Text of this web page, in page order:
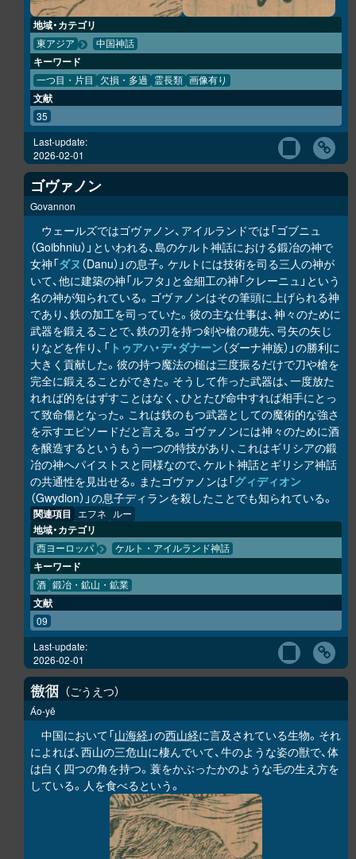
地域・カテゴリ
東アジア 中国神話
キーワード
一つ目・片目 欠損・多過 霊長類 画像有り
文献
35
Last-update:
2026-02-01
ゴヴァノン
Govannon
ウェールズではゴヴァノン、アイルランドでは「ゴブニュ
（Goibhniu）」といわれる、島のケルト神話における鍛冶の神で
女神「ダヌ （Danu）」の息子。ケルトには技術を司る三人の神が
いて、他に建築の神「ルフタ」と金細工の神「クレーニュ」という
名の神が知られている。ゴヴァノンはその筆頭に上げられる神
であり、鉄の加工を司っていた。彼の主な仕事は、神々のために
武器を鍛えることで、鉄の刃を持つ剣や槍の穂先、弓矢の矢じ
りなどを作り、「 トゥアハ・デ・ダナーン（ダーナ神族）」の勝利に
大きく貢献した。彼の持つ魔法の槌は三度振るだけで刀や槍を
完全に鍛えることができた。そうして作った武器は、一度放た
れれば的をはずすことはなく、ひとたび命中すれば相手にとっ
て致命傷となった。これは鉄のもつ武器としての魔術的な強さ
を示すエピソードだと言える。ゴヴァノンには神々のために酒
を醸造するというもう一つの特技があり、これはギリシアの鍛
冶の神ヘパイストスと同様なので、ケルト神話とギリシア神話
の共通性を見出せる。またゴヴァノンは「グィディオン
（Gwydion）」の息子ディランを殺したことでも知られている。
関連項目 エフネ ルー
地域・カテゴリ
西ヨーロッパ ケルト・アイルランド神話
キーワード
酒 鍛冶・鉱山・鉱業
文献
09
Last-update:
2026-02-01
𢕟𢓨 ごうえつ
Áo-yē
中国において「山海経 」の西山経に言及されている生物。それ
によれば、西山の三危山に棲んでいて、牛のような姿の獣で、体
は白く四つの角を持つ。蓑をかぶったかのような毛の生え方を
している。人を食べるという。